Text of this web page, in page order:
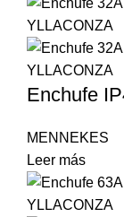
Enchufe
MENNEKES
Leer más